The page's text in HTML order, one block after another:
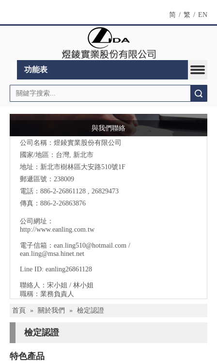
简 / 繁 / EN
功能表
與我們聯絡
公司名稱：煜錂實業股份有限公司
國家/地區：台灣, 新北市
地址： 新北市樹林區大安路510號1F
郵遞區號：238009
電話：886-2-26861128 , 26829473
傳真：886-2-26863876
公司網址：
http://www.eanling.com.tw
電子信箱： ean.ling510@hotmail.com /
ean.ling@msa.hinet.net
Line ID: eanling26861128
聯絡人：宋小姐 / 林小姐
職稱：業務負責人
首頁 » 關於我們 » 檢定認證
檢定認證
特色產品